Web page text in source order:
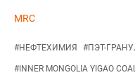
MRC
#НЕФТЕХИМИЯ #ПЭТ-
#INNER MONGOLIA YIGAO